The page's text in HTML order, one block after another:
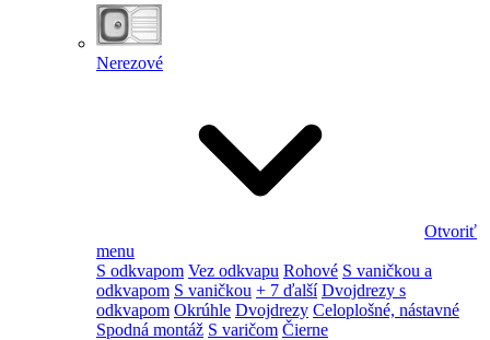
Nerezové
Otvoriť
menu
S odkvapom Vez odkvapu Rohové S vaničkou a
odkvapom S vaničkou + 7 ďalší Dvojdrezy s
odkvapom Okrúhle Dvojdrezy Celoplošné, nástavné
Spodná montáž S varičom Čierne